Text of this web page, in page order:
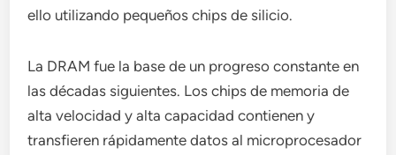
ello utilizando pequeños chips de silicio.
La DRAM fue la base de un progreso constante en
las décadas siguientes. Los chips de memoria de
alta velocidad y alta capacidad contienen y
transfieren rápidamente datos al microprocesador